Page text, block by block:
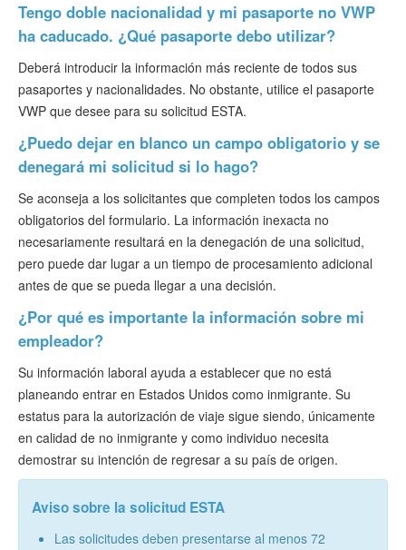
Tengo doble nacionalidad y mi pasaporte no VWP
ha caducado. ¿Qué pasaporte debo utilizar?
Deberá introducir la información más reciente de todos sus
pasaportes y nacionalidades. No obstante, utilice el pasaporte
VWP que desee para su solicitud ESTA.
¿Puedo dejar en blanco un campo obligatorio y se
denegará mi solicitud si lo hago?
Se aconseja a los solicitantes que completen todos los campos
obligatorios del formulario. La información inexacta no
necesariamente resultará en la denegación de una solicitud,
pero puede dar lugar a un tiempo de procesamiento adicional
antes de que se pueda llegar a una decisión.
¿Por qué es importante la información sobre mi
empleador?
Su información laboral ayuda a establecer que no está
planeando entrar en Estados Unidos como inmigrante. Su
estatus para la autorización de viaje sigue siendo, únicamente
en calidad de no inmigrante y como individuo necesita
demostrar su intención de regresar a su país de origen.
Aviso sobre la solicitud ESTA
Las solicitudes deben presentarse al menos 72